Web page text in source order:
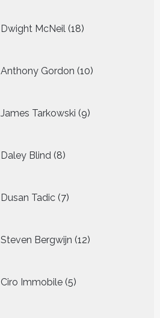
Dwight McNeil 18
producten
Anthony Gordon 10
producten
James Tarkowski 9
producten
Daley Blind 8
producten
Dusan Tadic 7
producten
Steven Bergwijn 12
producten
Ciro Immobile 5
producten